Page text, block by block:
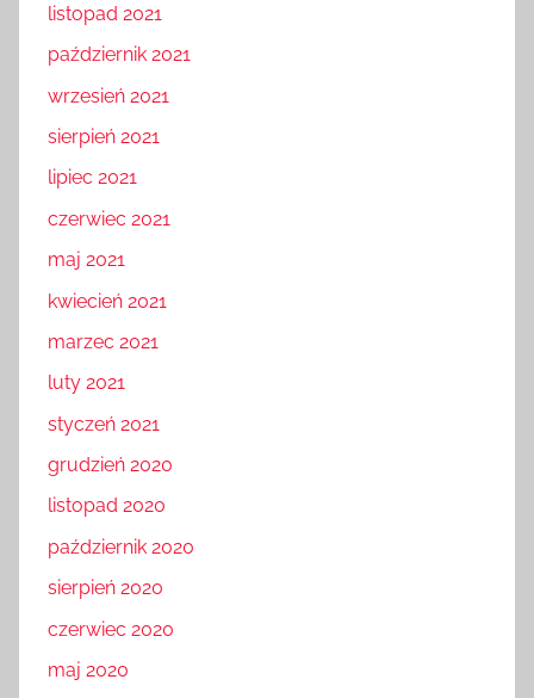
listopad 2021
październik 2021
wrzesień 2021
sierpień 2021
lipiec 2021
czerwiec 2021
maj 2021
kwiecień 2021
marzec 2021
luty 2021
styczeń 2021
grudzień 2020
listopad 2020
październik 2020
sierpień 2020
czerwiec 2020
maj 2020